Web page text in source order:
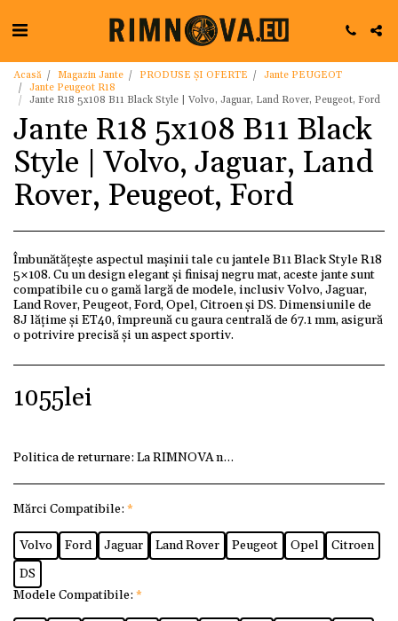
Acasă Magazin Jante PRODUSE ȘI OFERTE
Jante PEUGEOT
Jante Peugeot R18
Jante R18 5x108 B11 Black Style | Volvo, Jaguar, Land Rover, Peugeot, Ford
Jante R18 5x108 B11 Black
Style | Volvo, Jaguar, Land
Rover, Peugeot, Ford
Îmbunătățește aspectul mașinii tale cu jantele B11 Black Style R18
5×108. Cu un design elegant și finisaj negru mat, aceste jante sunt
compatibile cu o gamă largă de modele, inclusiv Volvo, Jaguar,
Land Rover, Peugeot, Ford, Opel, Citroen și DS. Dimensiunile de
8J lățime și ET40, împreună cu gaura centrală de 67.1 mm, asigură
o potrivire precisă și un aspect sportiv.
1055lei
Politica de returnare: La RIMNOVA ne dorim ca fiecare
Mărci Compatibile: *
Volvo Ford Jaguar Land Rover Peugeot Opel
Citroen
DS
Modele Compatibile: *